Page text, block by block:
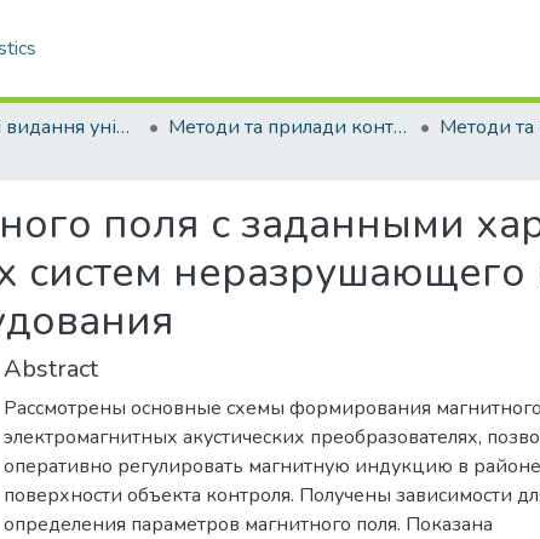
Періодичні видання університету Методи та прилади контролю якості
поля с заданными
систем неразрушающего
Abstract
Рассмотрены основные схемы формирования
электромагнитных акустических преобразователях,
оперативно регулировать магнитную индукцию в районе
поверхности объекта контроля. Получены зависимости
определения параметров магнитного поля. Показана